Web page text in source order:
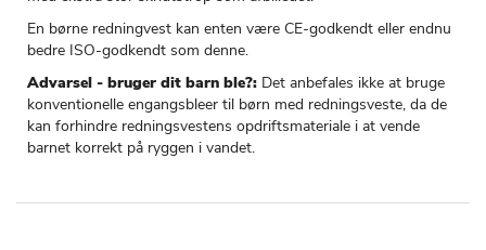
En børne redningvest kan enten være CE-godkendt eller endnu
bedre ISO-godkendt som denne.
Advarsel - bruger dit barn ble?: Det anbefales ikke at bruge
konventionelle engangsbleer til børn med redningsveste, da de
kan forhindre redningsvestens opdriftsmateriale i at vende
barnet korrekt på ryggen i vandet.